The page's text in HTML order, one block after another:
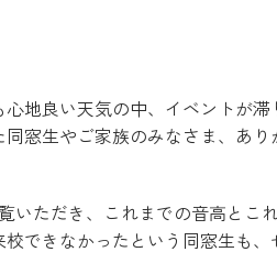
心地良い天気の中、イベントが
窓生やご家族のみなさま、あり
いただき、これまでの音高とこ
できなかったという同窓生も、